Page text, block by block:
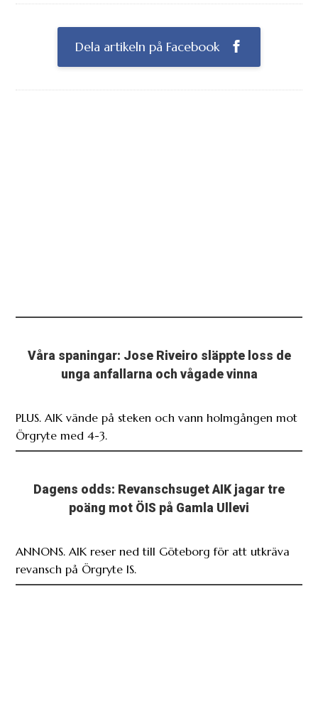
Dela artikeln på Facebook
Våra spaningar: Jose Riveiro släppte loss de
unga anfallarna och vågade vinna
PLUS. AIK vände på steken och vann holmgången mot
Örgryte med 4-3.
Dagens odds: Revanschsuget AIK jagar tre
poäng mot ÖIS på Gamla Ullevi
ANNONS. AIK reser ned till Göteborg för att utkräva
revansch på Örgryte IS.